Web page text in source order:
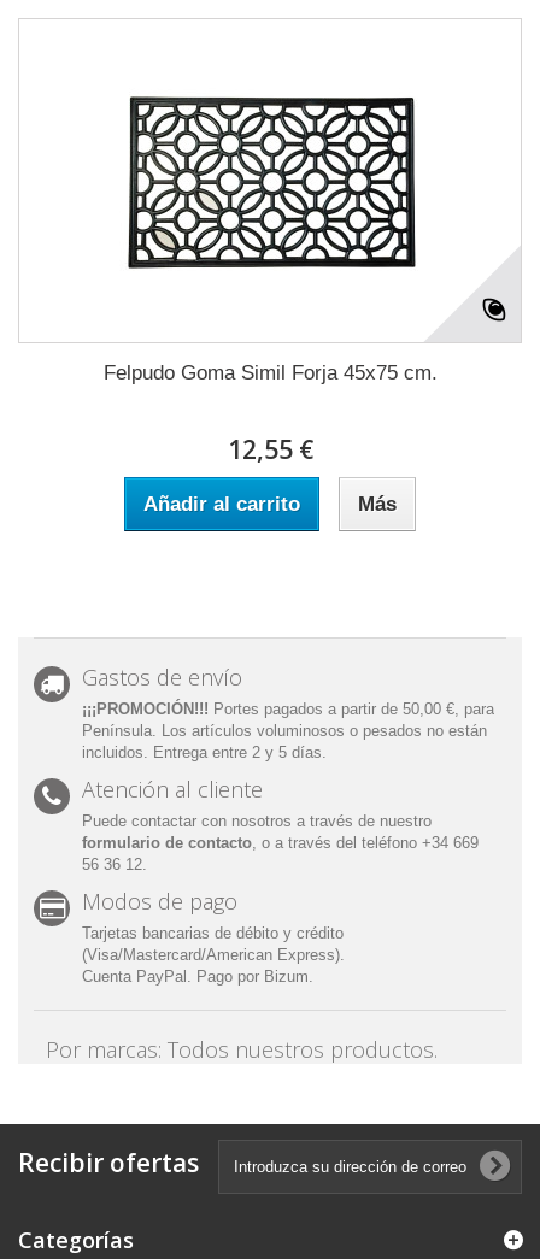
Felpudo Goma Simil Forja 45x75 cm.
12,55 €
Añadir al carrito Más
Gastos de envío
¡¡¡PROMOCIÓN!!! Portes pagados a partir de 50,00 €, para
Península. Los artículos voluminosos o pesados no están
incluidos. Entrega entre 2 y 5 días.
Atención al cliente
Puede contactar con nosotros a través de nuestro
formulario de contacto, o a través del teléfono +34 669
56 36 12.
Modos de pago
Tarjetas bancarias de débito y crédito
(Visa/Mastercard/American Express).
Cuenta PayPal. Pago por Bizum.
Por marcas: Todos nuestros productos.
Recibir ofertas
Categorías